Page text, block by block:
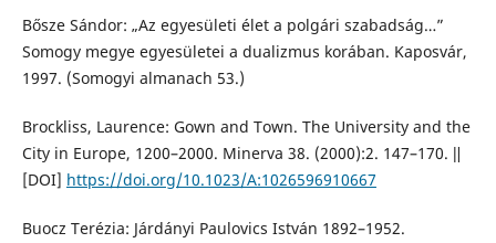
Bősze Sándor: „Az egyesületi élet a polgári szabadság…”
Somogy megye egyesületei a dualizmus korában. Kaposvár,
1997. (Somogyi almanach 53.)
Brockliss, Laurence: Gown and Town. The University and the
City in Europe, 1200–2000. Minerva 38. (2000):2. 147–170. ǁ
[DOI] https://doi.org/10.1023/A:1026596910667
Buocz Terézia: Járdányi Paulovics István 1892–1952.